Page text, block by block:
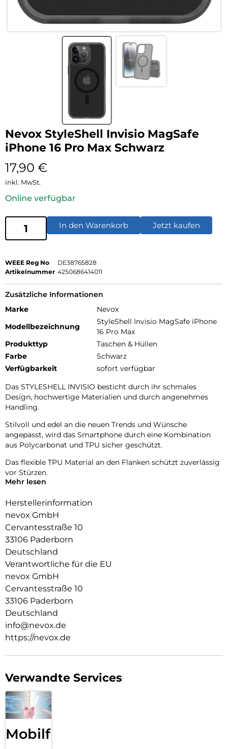
Nevox StyleShell Invisio MagSafe
iPhone 16 Pro Max Schwarz
17,90 €
inkl. MwSt.
Online verfügbar
In den Warenkorb Jetzt kaufen
WEEE Reg No
DE38765828
Artikelnummer 4250686414011
Zusätzliche Informationen
Marke
Nevox
Modellbezeichnung
StyleShell Invisio MagSafe iPhone
16 Pro Max
Produkttyp
Taschen & Hüllen
Farbe
Schwarz
Verfügbarkeit
sofort verfügbar
Das STYLESHELL INVISIO besticht durch ihr schmales
Design, hochwertige Materialien und durch angenehmes
Handling.
Stilvoll und edel an die neuen Trends und Wünsche
angepasst, wird das Smartphone durch eine Kombination
aus Polycarbonat und TPU sicher geschützt.
Das flexible TPU Material an den Flanken schützt zuverlässig
vor Stürzen.
Durch die spezielle Beschichtung behält ihr Smartphone die
Griffigkeit und wirkt edel.
Die Anschlüsse, Knöpfe und Kamera bleiben voll zugänglich.
Hochwertiges Schmutzabweisendes Material und
Schockproof durch eingearbeitete Luftpolster in den Ecken.
Mehr lesen
Herstellerinformation
nevox GmbH
Cervantesstraße 10
33106 Paderborn
Deutschland
Verantwortliche für die EU
nevox GmbH
Cervantesstraße 10
33106 Paderborn
Deutschland
info@nevox.de
https://nevox.de
Verwandte Services
Mobilfunk